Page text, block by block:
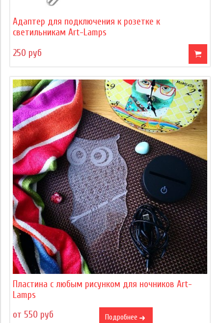
Адаптер для подключения к розетке к
светильникам Art-Lamps
250 руб
Пластина с любым рисунком для ночников Art-
Lamps
от 550 руб
Подробнее